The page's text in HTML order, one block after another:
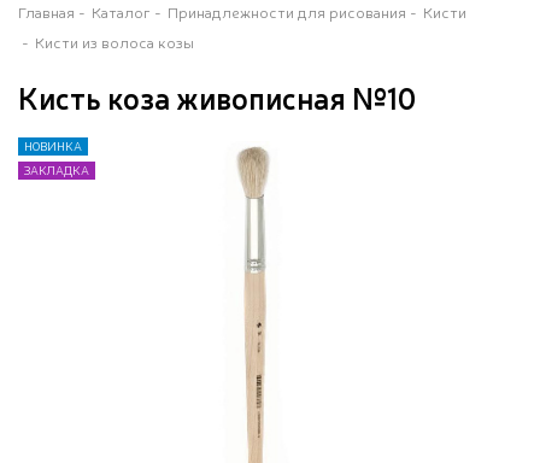
Главная Каталог Принадлежности для рисования
Кисти
Кисти из волоса козы
Кисть коза живописная №10
НОВИНКА
ЗАКЛАДКА
НОВИНКА
ЗАКЛАДКА